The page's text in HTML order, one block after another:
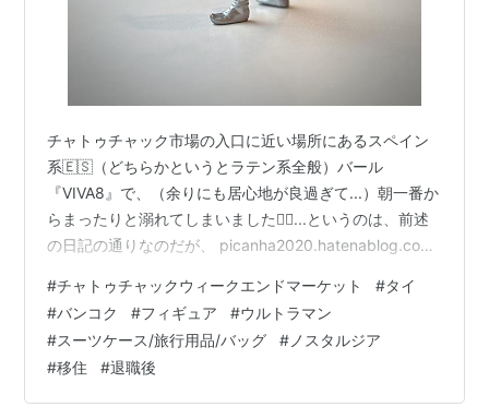
チャトゥチャック市場の入口に近い場所にあるスペイン
系🇪🇸（どちらかというとラテン系全般）バール
『VIVA8』で、（余りにも居心地が良過ぎて...）朝一番か
らまったりと溺れてしまいました🏊‍♂️...というのは、前述
の日記の通りなのだが、 picanha2020.hatenablog.com
というとカリブ系😄） その後、市場自体の徘徊はほどほ
どにして、この市場に隣接しているショッピングモール
の一つ（この市場を囲むように３つ程大きなモールが建
っている）：『Mixt Chatuchak』という大きな建物に入
ってみた（ここは2019年にできたばかりら…
#チャトゥチャックウィークエンドマーケット #タイ
#バンコク #フィギュア #ウルトラマン
#スーツケース/旅行用品/バッグ # ノスタルジア
#移住 #退職後